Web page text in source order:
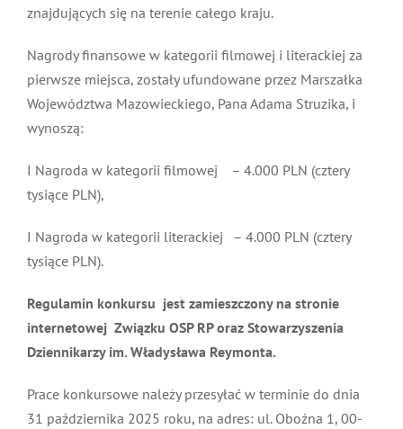
znajdujących się na terenie całego kraju.
Nagrody finansowe w kategorii filmowej i literackiej za
pierwsze miejsca, zostały ufundowane przez Marszałka
Województwa Mazowieckiego, Pana Adama Struzika, i
wynoszą:
I Nagroda w kategorii filmowej – 4.000 PLN (cztery
tysiące PLN),
I Nagroda w kategorii literackiej – 4.000 PLN (cztery
tysiące PLN).
Regulamin konkursu jest zamieszczony na stronie
internetowej Związku OSP RP oraz Stowarzyszenia
Dziennikarzy im. Władysława Reymonta.
Prace konkursowe należy przesyłać w terminie do dnia
31 października 2025 roku, na adres: ul. Oboźna 1, 00-